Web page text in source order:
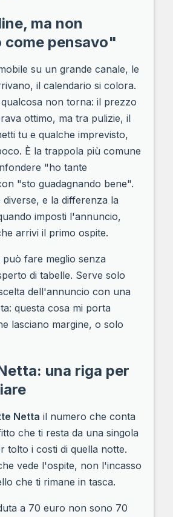
ma non
come pensavo"
su un grande canale, le
il calendario si colora.
non torna: il prezzo
ottimo, ma tra pulizie, il
tu e qualche imprevisto,
È la trappola più comune
"ho tante
"sto guadagnando bene".
e la differenza la
imposti l'annuncio,
arrivi il primo ospite.
fare meglio senza
di tabelle. Serve solo
dell'annuncio con una
questa cosa mi porta
lasciano margine, o solo
una riga per
Netta il numero che conta
che ti resta da una singola
tolto i costi di quella notte.
vede l'ospite, non l'incasso
che ti rimane in tasca.
a 70 euro non sono 70